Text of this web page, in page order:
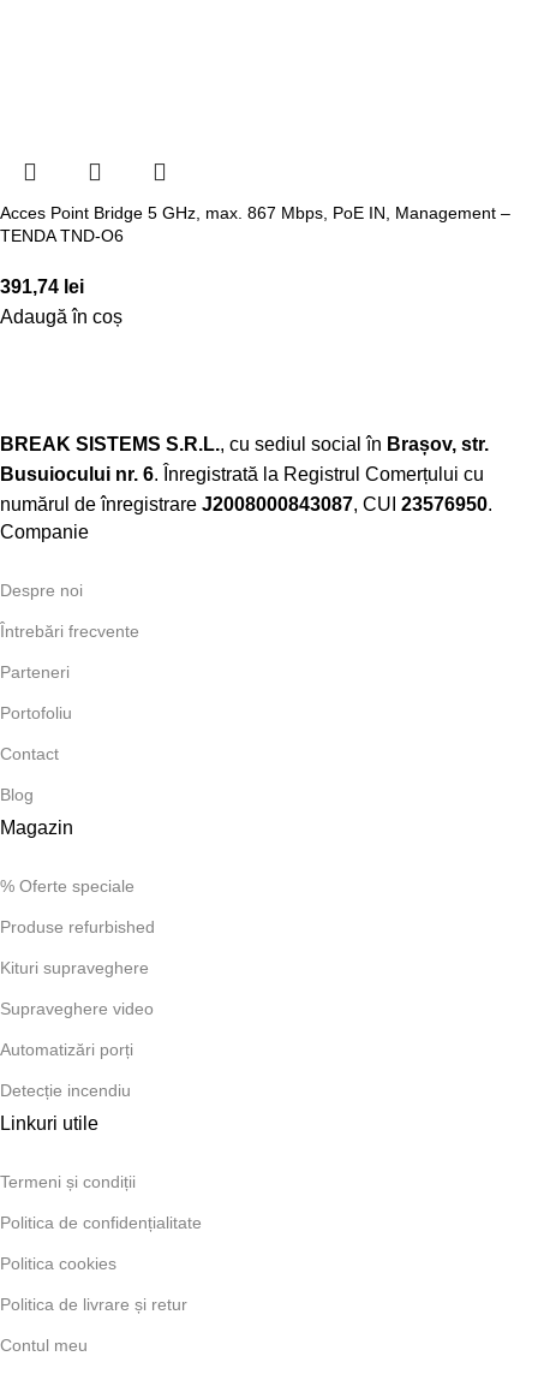
Acces Point Bridge 5 GHz, max. 867 Mbps, PoE IN, Management –
TENDA TND-O6
391,74 lei
Adaugă în coș
BREAK SISTEMS S.R.L., cu sediul social în Brașov, str.
Busuiocului nr. 6. Înregistrată la Registrul Comerțului cu
numărul de înregistrare J2008000843087, CUI 23576950.​
Companie
Despre noi
Întrebări frecvente
Parteneri
Portofoliu
Contact
Blog
Magazin
% Oferte speciale
Produse refurbished
Kituri supraveghere
Supraveghere video
Automatizări porți
Detecție incendiu
Linkuri utile
Termeni și condiții
Politica de confidențialitate
Politica cookies
Politica de livrare și retur
Contul meu